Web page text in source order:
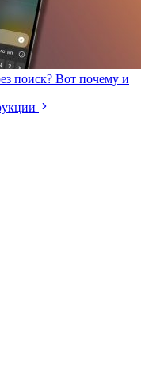
поиск? Вот почему и